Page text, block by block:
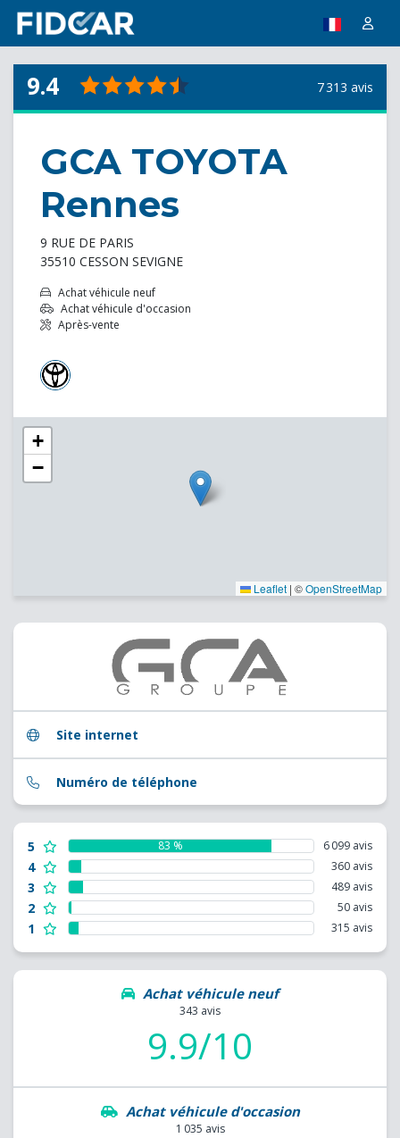
9.4 7 313 avis
GCA TOYOTA
Rennes
9 RUE DE PARIS
35510 CESSON SEVIGNE
Achat véhicule neuf
Achat véhicule d'occasion
Après-vente
+
−
Leaflet | ©OpenStreetMap
Site internet
Numéro de téléphone
5 83 % 6 099 avis
4 360 avis
3 489 avis
2 50 avis
1 315 avis
Achat véhicule neuf
343 avis
9.9/10
Achat véhicule d'occasion
1 035 avis